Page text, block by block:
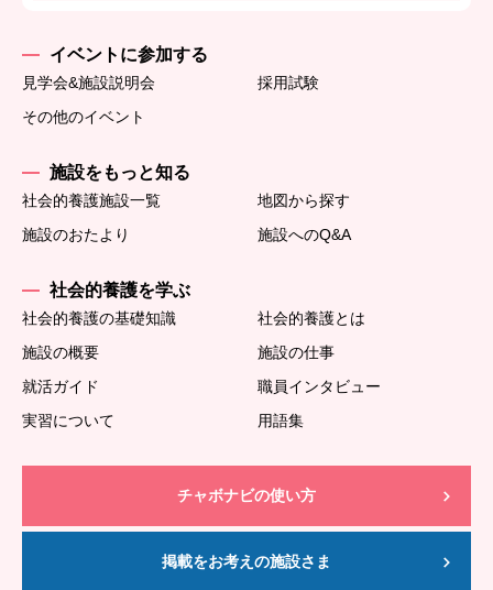
イベントに参加する
見学会&施設説明会
採用試験
その他のイベント
施設をもっと知る
社会的養護施設一覧
地図から探す
施設のおたより
施設へのQ&A
社会的養護を学ぶ
社会的養護の基礎知識
社会的養護とは
施設の概要
施設の仕事
就活ガイド
職員インタビュー
実習について
用語集
チャボナビの使い方
掲載をお考えの施設さま